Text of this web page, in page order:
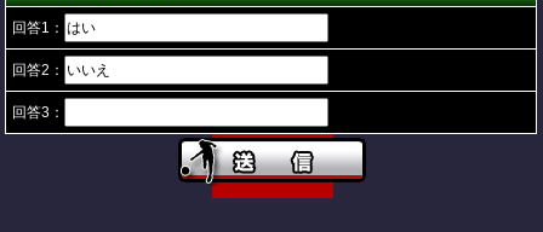
回答1：
回答2：
回答3：